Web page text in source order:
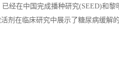
经在中国完成播种研究(SEED)和
剂在临床研究中展示了糖尿病缓解